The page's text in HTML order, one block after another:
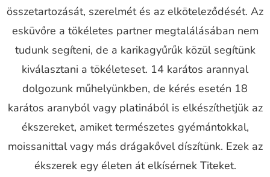
összetartozását, szerelmét és az elköteleződését. Az
esküvőre a tökéletes partner megtalálásában nem
tudunk segíteni, de a karikagyűrűk közül segítünk
kiválasztani a tökéleteset. 14 karátos arannyal
dolgozunk műhelyünkben, de kérés esetén 18
karátos aranyból vagy platinából is elkészíthetjük az
ékszereket, amiket természetes gyémántokkal,
moissanittal vagy más drágakővel díszítünk. Ezek az
ékszerek egy életen át elkísérnek Titeket.